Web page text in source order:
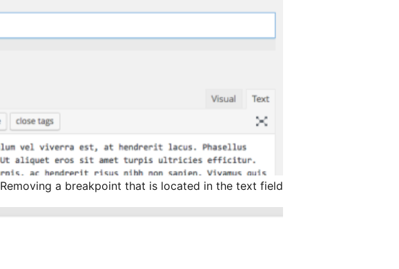
Removing a breakpoint that is located in the text field.